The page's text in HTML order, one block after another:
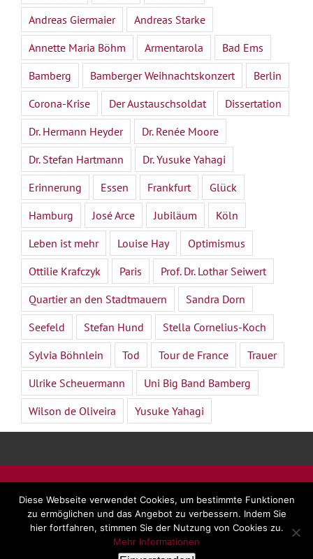
Andreas Giermaier
Andreas Starke
Annette Maria Böhm
Armentarola
Bad Ems
Bamberg
Bamberger Weihnachtskonzert
Berlin
Corona-Krise
Der Austauschsoldat
Dissertation
Dr. Hermann Heyder
Dr. Renée Moore
Dr. Stefan Hartmann
Dr. Yusuke Yahagi
Erinnerung
Essen Frankfurt
Glück
Hamburg
José Arce Jubiläum
Köln
Leben ist mehr
Louise Hay
Optimismus
Ottilie Krafczyk
Paris
Prof. Dr. Lothar Seiwert
Quartier an den Stadtmauern
Sandra Dorn
Seefeld
Stefan Hund
Stella Cornelius-Koch
Sylvia Böhnlein
Tod Tour de France
Trauer
Ulrike Scheuermann
Uni Big Band Bamberg
Wilson de Oliveira
Yusuke Yahagi
©2026 - Dr. Beate Forsbach |Impressum|AGB|
Datenschutz
LinkedInFacebookYouTube
E-
Diese Webseite verwendet Cookies, um bestimmte Funktionen
zu ermöglichen und das Angebot zu verbessern. Indem Sie
hier fortfahren, stimmen Sie der Nutzung von Cookies zu.
Mehr Informationen